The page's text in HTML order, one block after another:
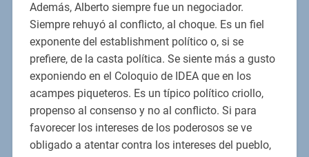
Además, Alberto siempre fue un negociador.
Siempre rehuyó al conflicto, al choque. Es un fiel
exponente del establishment político o, si se
prefiere, de la casta política. Se siente más a gusto
exponiendo en el Coloquio de IDEA que en los
acampes piqueteros. Es un típico político criollo,
propenso al consenso y no al conflicto. Si para
favorecer los intereses de los poderosos se ve
obligado a atentar contra los intereses del pueblo,